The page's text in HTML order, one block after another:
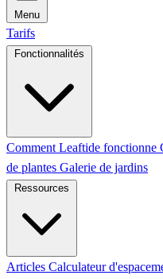
Menu
Tarifs
Fonctionnalités
Comment Leaftide fonctionne
de plantes Galerie de jardins
Ressources
Articles Calculateur